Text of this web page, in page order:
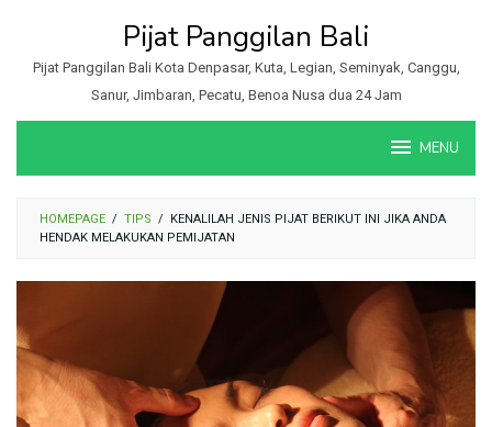
konten
Pijat Panggilan Bali
Pijat Panggilan Bali Kota Denpasar, Kuta, Legian, Seminyak, Canggu,
Sanur, Jimbaran, Pecatu, Benoa Nusa dua 24 Jam
MENU
HOMEPAGE / TIPS /
KENALILAH JENIS PIJAT BERIKUT INI JIKA ANDA
HENDAK MELAKUKAN PEMIJATAN